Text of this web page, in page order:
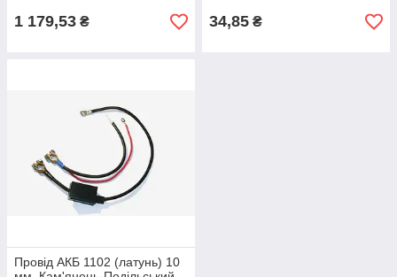
1 179,53 ₴ 34,85 ₴
Провід АКБ 1102 (латунь) 10